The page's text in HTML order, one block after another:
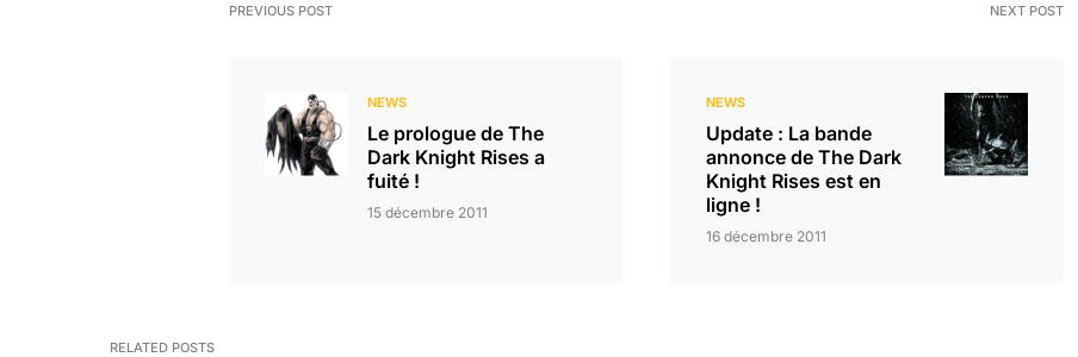
PREVIOUS POST
NEWS
Le prologue de The
Dark Knight Rises a
fuité !
15 décembre 2011
NEXT POST
NEWS
Update : La bande
annonce de The Dark
Knight Rises est en
ligne !
16 décembre 2011
RELATED POSTS